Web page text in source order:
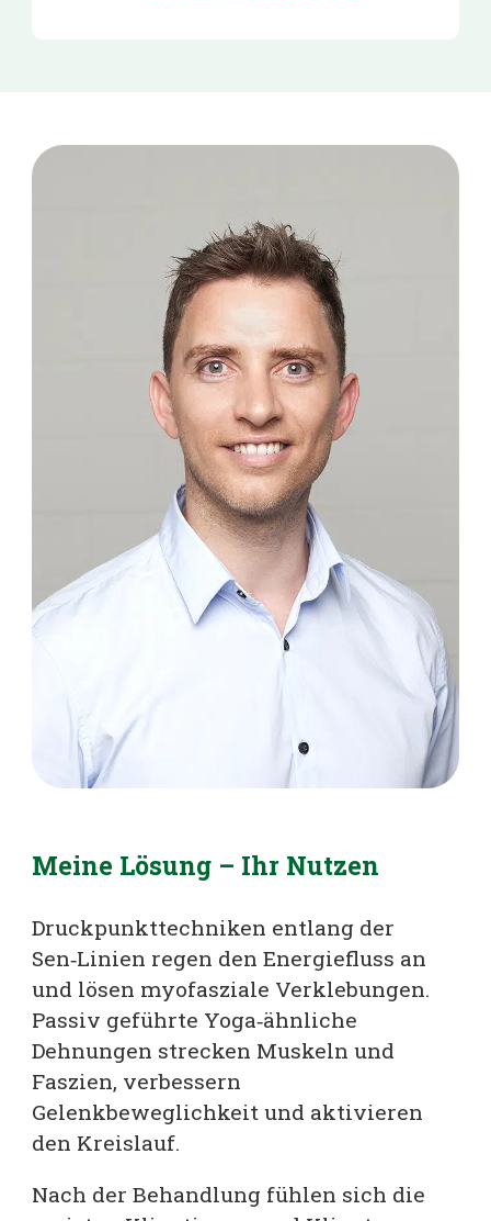
Meine Lösung – Ihr Nutzen
Druckpunkt­techniken entlang der
Sen‑Linien regen den Energiefluss an
und lösen myofasziale Verklebungen.
Passiv geführte Yoga‑ähnliche
Dehnungen strecken Muskeln und
Faszien, verbessern
Gelenkbeweglichkeit und aktivieren
den Kreislauf.
Nach der Behandlung fühlen sich die